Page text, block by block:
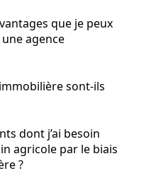
que je peux
agence
sont-ils
dont j’ai besoin
agricole par le biais
?